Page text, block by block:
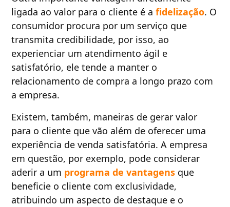
ligada ao valor para o cliente é afidelização. O
consumidor procura por um serviço que
transmita credibilidade, por isso, ao
experienciar um atendimento ágil e
satisfatório, ele tende a manter o
relacionamento de compra a longo prazo com
a empresa.
Existem, também, maneiras de gerar valor
para o cliente que vão além de oferecer uma
experiência de venda satisfatória. A empresa
em questão, por exemplo, pode considerar
aderir a um programa de vantagens que
beneficie o cliente com exclusividade,
atribuindo um aspecto de destaque e o